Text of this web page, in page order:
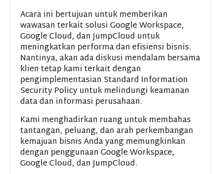
Acara ini bertujuan untuk memberikan
wawasan terkait solusi Google Workspace,
Google Cloud, dan JumpCloud untuk
meningkatkan performa dan efisiensi bisnis.
Nantinya, akan ada diskusi mendalam bersama
klien tetap kami terkait dengan
pengimplementasian Standard Information
Security Policy untuk melindungi keamanan
data dan informasi perusahaan.
Kami menghadirkan ruang untuk membahas
tantangan, peluang, dan arah perkembangan
kemajuan bisnis Anda yang memungkinkan
dengan penggunaan Google Workspace,
Google Cloud, dan JumpCloud.